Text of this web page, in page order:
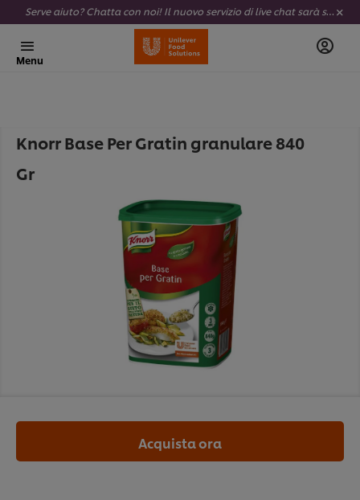
Serve aiuto? Chatta con noi! Il nuovo servizio di live chat sarà sempre attivo e completamente al tuo servizio.
Menu
Knorr Base Per Gratin granulare 840
Gr
Acquista ora